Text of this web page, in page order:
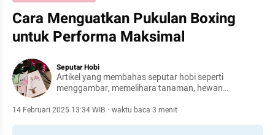
Cara Menguatkan Pukulan Boxing
untuk Performa Maksimal
Seputar Hobi
Artikel yang membahas seputar hobi seperti
menggambar, memelihara tanaman, hewan
14 Februari 2025 13:34 WIB · waktu baca 3 menit